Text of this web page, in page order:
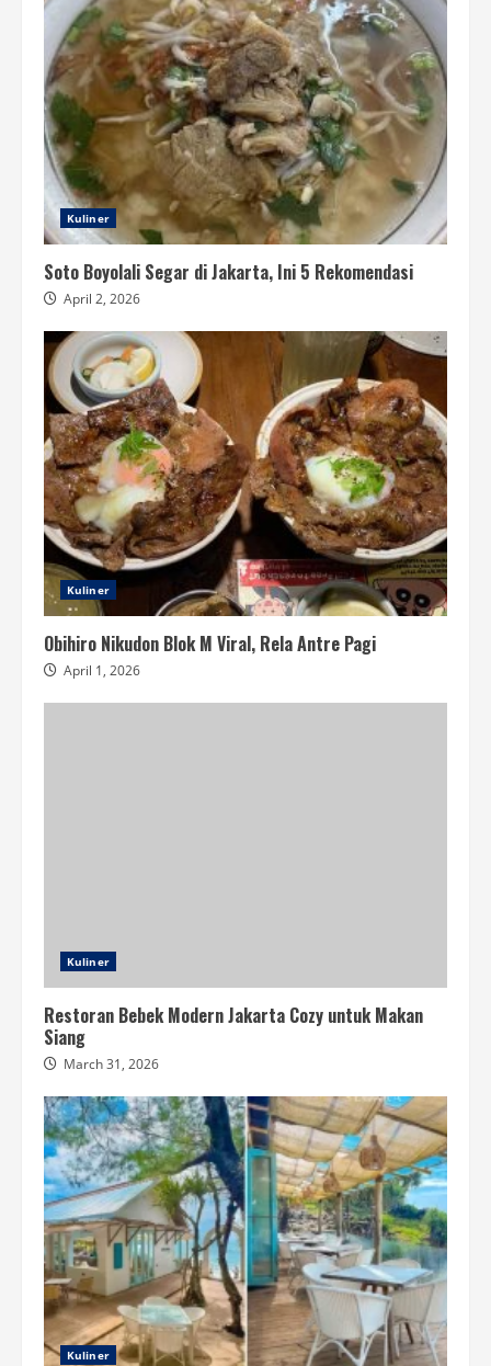
Kuliner
Soto Boyolali Segar di Jakarta, Ini 5 Rekomendasi
April 2, 2026
Kuliner
Obihiro Nikudon Blok M Viral, Rela Antre Pagi
April 1, 2026
Kuliner
Restoran Bebek Modern Jakarta Cozy untuk Makan
Siang
March 31, 2026
Kuliner